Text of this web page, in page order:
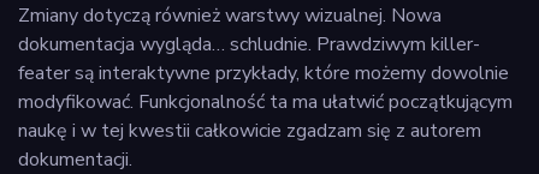
Zmiany dotyczą również warstwy wizualnej. Nowa
dokumentacja wygląda… schludnie. Prawdziwym killer-
feater są interaktywne przykłady, które możemy dowolnie
modyfikować. Funkcjonalność ta ma ułatwić początkującym
naukę i w tej kwestii całkowicie zgadzam się z autorem
dokumentacji.